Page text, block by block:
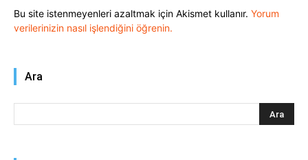
Bu site istenmeyenleri azaltmak için Akismet kullanır. Yorum
verilerinizin nasıl işlendiğini öğrenin.
Ara